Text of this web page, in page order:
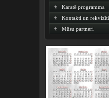
Karatē programma
Kontakti un rekvizīti
Mūsu partneri